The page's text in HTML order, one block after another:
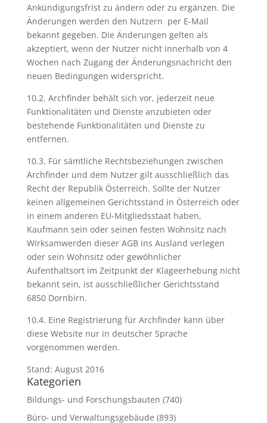
Ankündigungsfrist zu ändern oder zu ergänzen. Die
Änderungen werden den Nutzern per E-Mail
bekannt gegeben. Die Änderungen gelten als
akzeptiert, wenn der Nutzer nicht innerhalb von 4
Wochen nach Zugang der Änderungsnachricht den
neuen Bedingungen widerspricht.
10.2. Archfinder behält sich vor, jederzeit neue
Funktionalitäten und Dienste anzubieten oder
bestehende Funktionalitäten und Dienste zu
entfernen.
10.3. Für sämtliche Rechtsbeziehungen zwischen
Archfinder und dem Nutzer gilt ausschließlich das
Recht der Republik Österreich. Sollte der Nutzer
keinen allgemeinen Gerichtsstand in Österreich oder
in einem anderen EU-Mitgliedsstaat haben,
Kaufmann sein oder seinen festen Wohnsitz nach
Wirksamwerden dieser AGB ins Ausland verlegen
oder sein Wohnsitz oder gewöhnlicher
Aufenthaltsort im Zeitpunkt der Klageerhebung nicht
bekannt sein, ist ausschließlicher Gerichtsstand
6850 Dornbirn.
10.4. Eine Registrierung für Archfinder kann über
diese Website nur in deutscher Sprache
vorgenommen werden.
Stand: August 2016
Kategorien
Bildungs- und Forschungsbauten (740)
Büro- und Verwaltungsgebäude (893)